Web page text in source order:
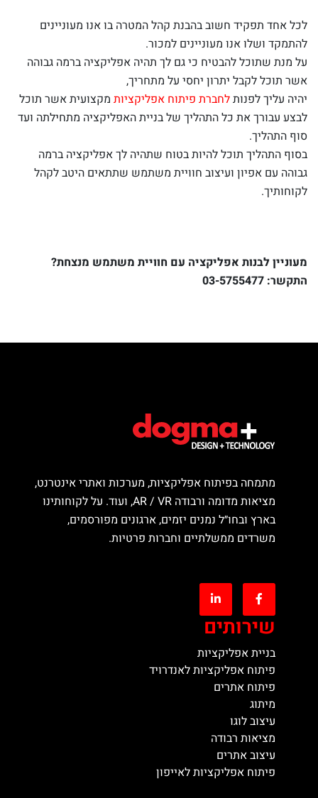
לכל אחד תפקיד חשוב בהבנת קהל המטרה בו אנו מעוניינים
להתמקד ושלו אנו מעוניינים למכור.
על מנת שתוכל להבטיח כי גם לך תהיה אפליקציה ברמה גבוהה
אשר תוכל לקבל יתרון יחסי על מתחריך,
יהיה עליך לפנותלחברת פיתוח אפליקציות מקצועית אשר תוכל
לבצע עבורך את כל התהליך של בניית האפליקציה מתחילתה ועד
סוף התהליך.
בסוף התהליך תוכל להיות בטוח שתהיה לך אפליקציה ברמה
גבוהה עם אפיון ועיצוב חוויית משתמש שתתאים היטב לקהל
לקוחותיך.
מעוניין לבנות אפליקציה עם חוויית משתמש מנצחת?
התקשר: 03-5755477
מתמחה בפיתוח אפליקציות, מערכות ואתרי אינטרנט,
מציאות מדומה ורבודה AR / VR, ועוד. על לקוחותינו
בארץ ובחו״ל נמנים יזמים, ארגונים מפורסמים,
משרדים ממשלתיים וחברות פרטיות.
שירותים
בניית אפליקציות
פיתוח אפליקציות לאנדרויד
פיתוח אתרים
מיתוג
עיצוב לוגו
מציאות רבודה
עיצוב אתרים
פיתוח אפליקציות לאייפון